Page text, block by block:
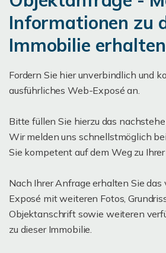
Informationen zu
Immobilie
Fordern Sie hier unverbindlich und
ausführliches Web-Exposé an.
Bitte füllen Sie hierzu das
Wir melden uns schnellstmöglich
Sie kompetent auf dem Weg zu
Nach Ihrer Anfrage erhalten Sie
Exposé mit weiteren Fotos,
Objektanschrift sowie weiteren
zu dieser Immobilie.